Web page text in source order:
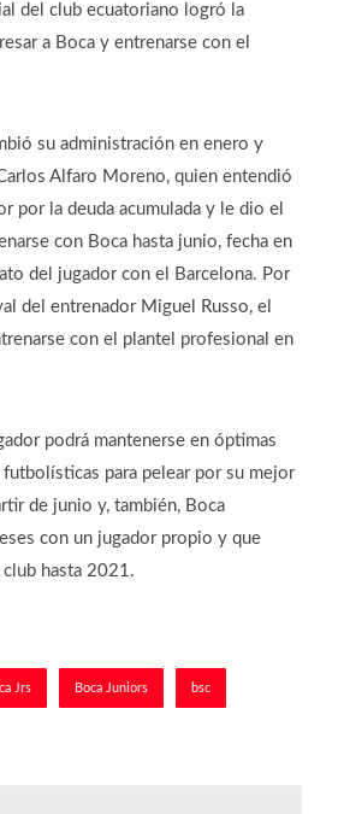
del club ecuatoriano logró la
a Boca y entrenarse con el
su administración en enero y
Alfaro Moreno, quien entendió
por la deuda acumulada y le dio el
con Boca hasta junio, fecha en
del jugador con el Barcelona. Por
del entrenador Miguel Russo, el
con el plantel profesional en
podrá mantenerse en óptimas
para pelear por su mejor
de junio y, también, Boca
con un jugador propio y que
hasta 2021.
Jrs Boca Juniors bsc